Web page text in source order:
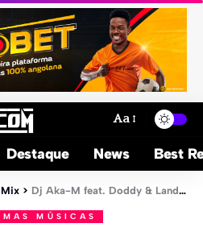
Aa
Destaque News Best
> Dj Aka-M feat. Doddy & Landrick – Verão (Download)
MÚSICAS